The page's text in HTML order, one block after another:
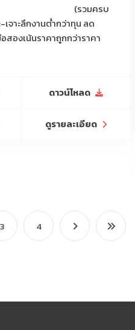
วันที่สองของการดี
(รวมครบ
จาะลึกงานต่ำกว่าทุน ลด
สองเน้นราคาถูกกว่าราคา
ดาวน์โหลด
ดูรายละเอียด
3 4